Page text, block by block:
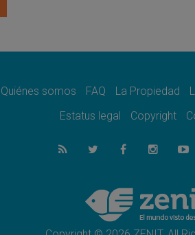
07.08.2026
07.08.2026
el compromiso del
La matanza de niños en
muertos en 300 días
Tagle: La guerra
revelación de Dios lo
Quiénes somos FAQ La Propiedad
Estatus legal
Copyright